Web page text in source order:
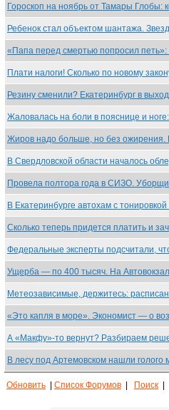
Гороскоп на ноябрь от Тамары Глобы:
Ребенок стал объектом шантажа.
«Папа перед смертью попросил петь»:
Плати налоги! Сколько по новому
Резину сменили? Екатеринбург в
Жаловалась на боли в пояснице и
Жиров надо больше, но без ожирения.
В Свердловской области началось
Провела полтора года в СИЗО.
В Екатеринбурге автохам с
Сколько теперь придется платить и
Федеральные эксперты подсчитали,
Ущерба — по 400 тысяч. На
Метеозависимые, держитесь:
«Это капля в море». Экономист — о
А «Макфу»-то вернут? Разбираем
В лесу под Артемовском нашли голого
Обновить Список Форумов Поиск